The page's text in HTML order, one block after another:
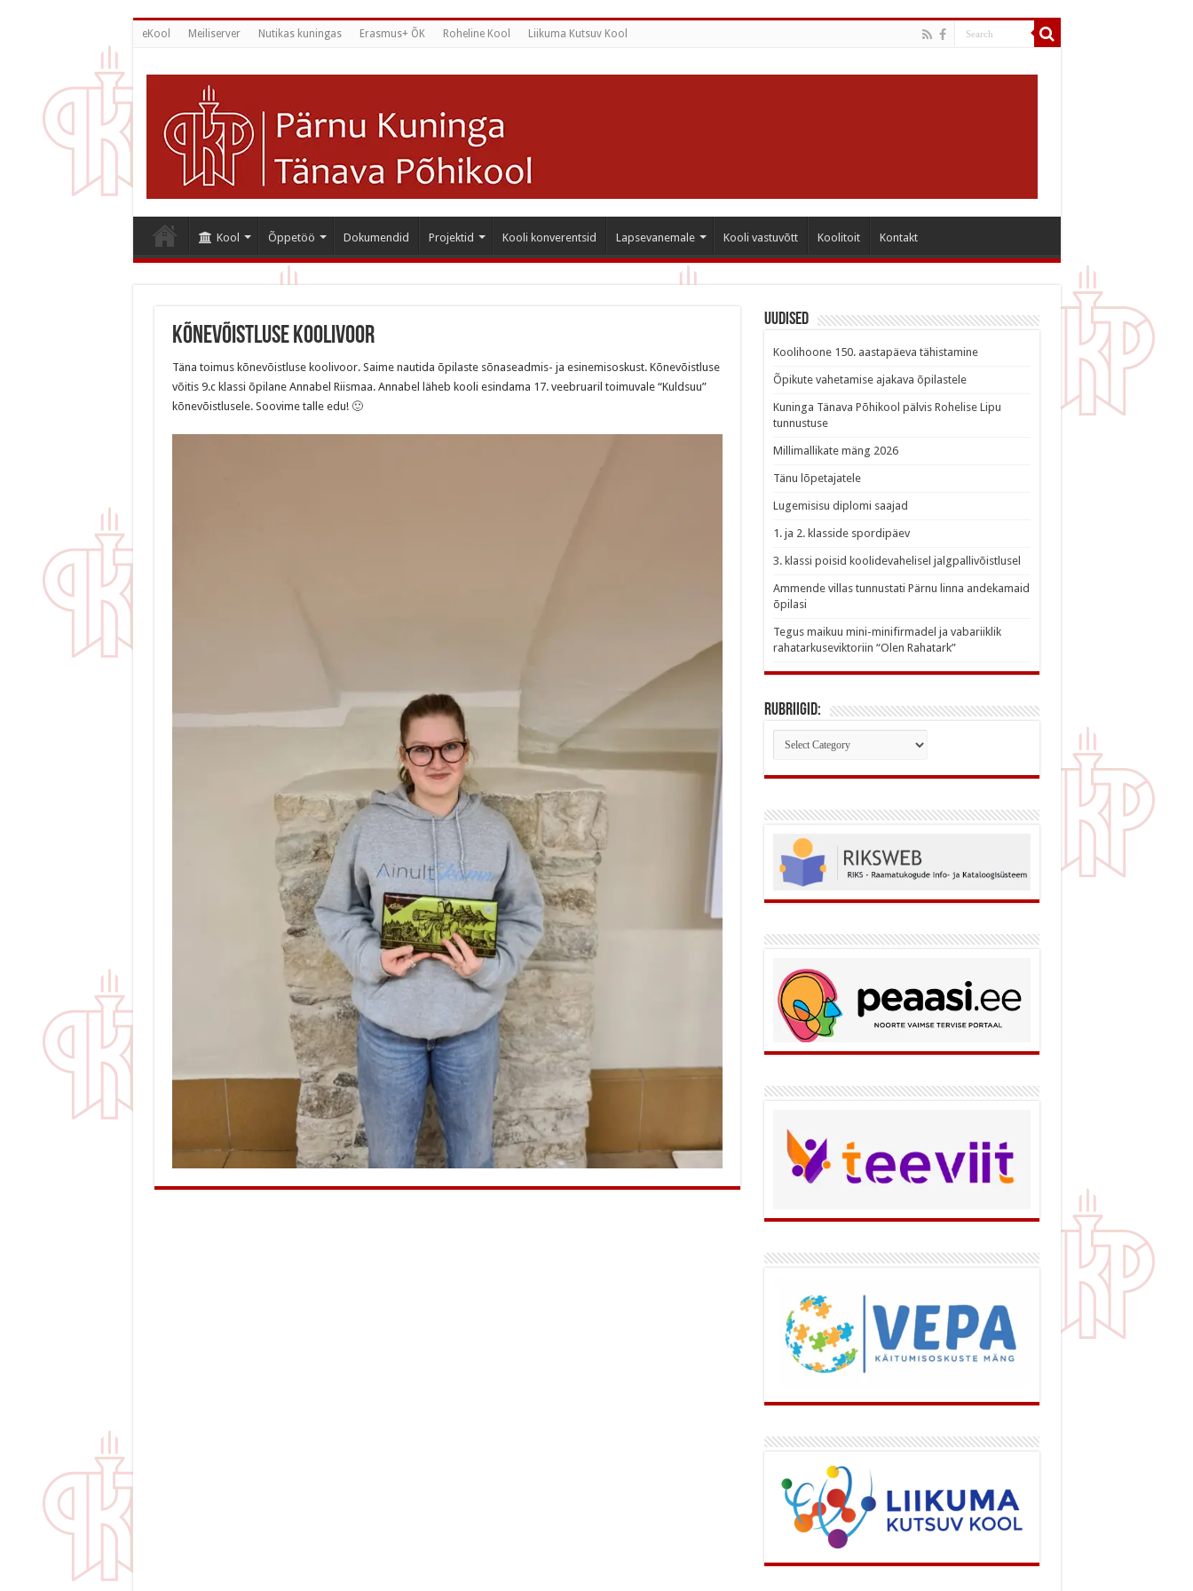
eKool Meiliserver Nutikas kuningas Erasmus+ ÕK Roheline Kool Liikuma Kutsuv Kool
Kool Õppetöö Dokumendid Projektid Kooli konverentsid Lapsevanemale Kooli vastuvõtt Koolitoit Kontakt
Kõnevõistluse koolivoor
Täna toimus kõnevõistluse koolivoor. Saime nautida õpilaste sõnaseadmis- ja esinemisoskust. Kõnevõistluse
võitis 9.c klassi õpilane Annabel Riismaa. Annabel läheb kooli esindama 17. veebruaril toimuvale “Kuldsuu”
kõnevõistlusele. Soovime talle edu! 🙂
Uudised
Koolihoone 150. aastapäeva tähistamine
Õpikute vahetamise ajakava õpilastele
Kuninga Tänava Põhikool pälvis Rohelise Lipu
tunnustuse
Millimallikate mäng 2026
Tänu lõpetajatele
Lugemisisu diplomi saajad
1. ja 2. klasside spordipäev
3. klassi poisid koolidevahelisel jalgpallivõistlusel
Ammende villas tunnustati Pärnu linna andekamaid
õpilasi
Tegus maikuu mini-minifirmadel ja vabariiklik
rahatarkuseviktoriin “Olen Rahatark”
Rubriigid:
Rubriigid: